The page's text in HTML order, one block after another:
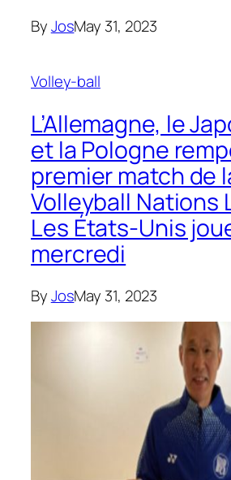
ByJosMay 31, 2023
Volley-ball
L’Allemagne, le
et la Pologne
premier match de
Volleyball Nations
Les États-Unis
mercredi
ByJosMay 31, 2023